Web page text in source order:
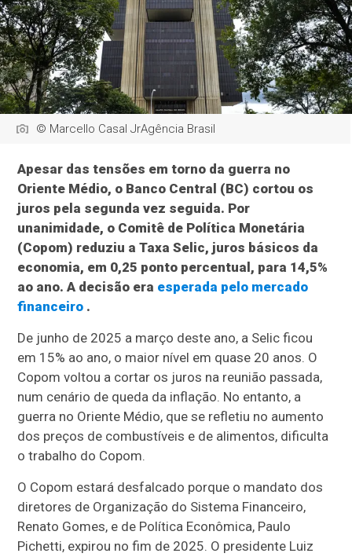
© Marcello Casal JrAgência Brasil
Apesar das tensões em torno da guerra no
Oriente Médio, o Banco Central (BC) cortou os
juros pela segunda vez seguida. Por
unanimidade, o Comitê de Política Monetária
(Copom) reduziu a Taxa Selic, juros básicos da
economia, em 0,25 ponto percentual, para 14,5%
ao ano. A decisão era esperada pelo mercado
financeiro .
De junho de 2025 a março deste ano, a Selic ficou
em 15% ao ano, o maior nível em quase 20 anos. O
Copom voltou a cortar os juros na reunião passada,
num cenário de queda da inflação. No entanto, a
guerra no Oriente Médio, que se refletiu no aumento
dos preços de combustíveis e de alimentos, dificulta
o trabalho do Copom.
O Copom estará desfalcado porque o mandato dos
diretores de Organização do Sistema Financeiro,
Renato Gomes, e de Política Econômica, Paulo
Pichetti, expirou no fim de 2025. O presidente Luiz